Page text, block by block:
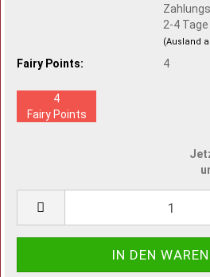
2-4
(Ausland
Fairy Points: 4
4
Fairy Points